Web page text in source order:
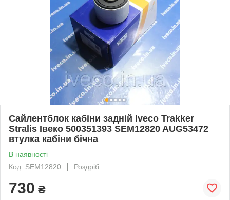
Сайлентблок кабіни задній Iveco Trakker
Stralis Івеко 500351393 SEM12820 AUG53472
втулка кабіни бічна
В наявності
Код: SEM12820
Роздріб
730 ₴